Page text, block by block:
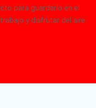
para guardarlo en el
y disfrutar del aire